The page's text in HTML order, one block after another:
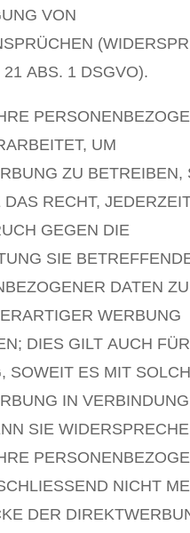
VON
21 ABS. 1 DSGVO).
UM
ZU BETREIBEN,
DAS RECHT,
GEGEN DIE
SIE
DATEN
WERBUNG
DIES GILT AUCH
SOWEIT ES MIT
IN VERBINDUNG
SIE
NICHT
DER